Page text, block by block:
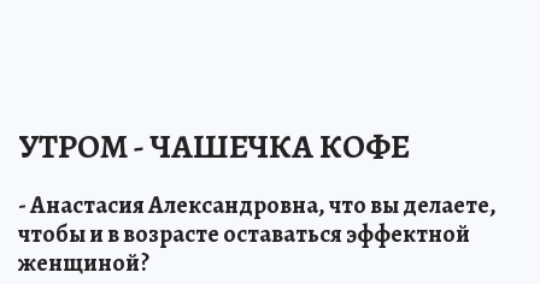
УТРОМ - ЧАШЕЧКА КОФЕ
- Анастасия Александровна, что вы делаете,
чтобы и в возрасте оставаться эффектной
женщиной?